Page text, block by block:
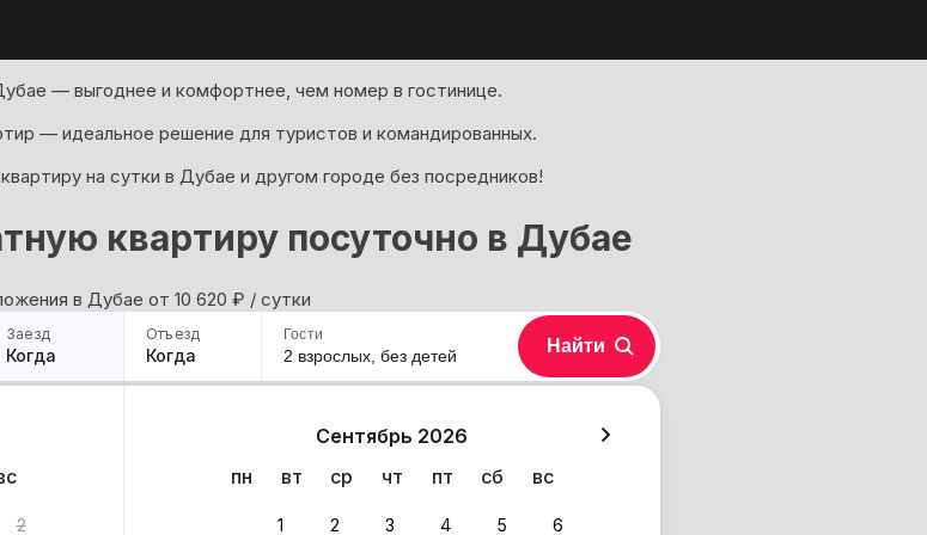
— выгоднее и комфортнее, чем номер в гостинице.
— идеальное решение для туристов и командированных.
на сутки в Дубае и другом городе без посредников!
квартиру посуточно в Дубае
в Дубае oт 10 620 ₽ / сутки
Заезд
Когда
Отъезд
Когда
2
Сентябрь 2026
пн
вт ср чт пт сб вс
1 2 3 4 5 6
Гости
2 взрослых, без детей Найти